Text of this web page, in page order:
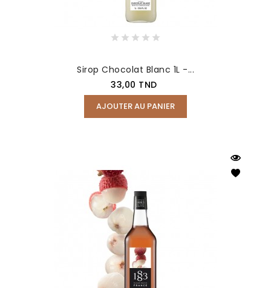
Sirop Chocolat Blanc 1L -...
Prix
33,00 TND
AJOUTER AU PANIER